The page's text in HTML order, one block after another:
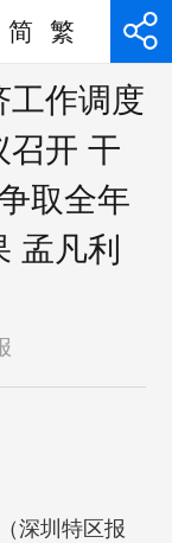
简 繁
工作调度
召开 干
取全年
孟凡利
深圳特区报